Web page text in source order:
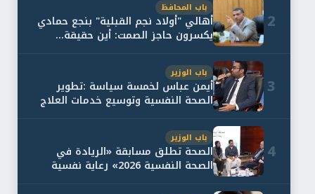
2
باب المحافظ
أهالي "أولاد نجم القبلية" بنجع حمادي
يكسرون حاجز الصمت: أين حقيقة...
3
باب الوزير
أيمن عباس لخمسة سياسة :تطوير
الصحة النفسية وتوسيع خدمات العلاج
4
باب الوزير
الصحة تطلق مسابقة «الريادة في
الصحة النفسية 2026» رعاية نفسية